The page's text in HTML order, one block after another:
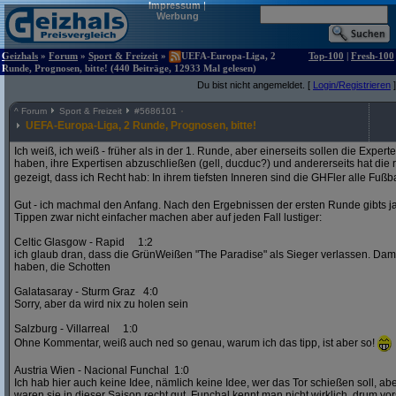
Impressum|
Werbung
Geizhals » Forum » Sport & Freizeit »
UEFA-Europa-Liga, 2
Runde, Prognosen, bitte! (440 Beiträge, 12933 Mal gelesen)
Top-100 | Fresh-100
Du bist nicht angemeldet. [ Login/Registrieren ]
^ Forum Sport & Freizeit #5686101
UEFA-Europa-Liga, 2 Runde, Prognosen, bitte!
Ich weiß, ich weiß - früher als in der 1. Runde, aber einerseits sollen die
haben, ihre Expertisen abzuschließen (gell, ducduc?) und andererseits hat die
gezeigt, dass ich Recht hab: In ihrem tiefsten Inneren sind die GHFler alle
Gut - ich machmal den Anfang. Nach den Ergebnissen der ersten Runde gibts
Tippen zwar nicht einfacher machen aber auf jeden Fall lustiger:
Celtic Glasgow - Rapid 1:2
ich glaub dran, dass die GrünWeißen "The Paradise" als Sieger verlassen.
haben, die Schotten
Galatasaray - Sturm Graz 4:0
Sorry, aber da wird nix zu holen sein
Salzburg - Villarreal 1:0
Ohne Kommentar, weiß auch ned so genau, warum ich das tipp, ist aber so!
Austria Wien - Nacional Funchal 1:0
Ich hab hier auch keine Idee, nämlich keine Idee, wer das Tor schießen soll,